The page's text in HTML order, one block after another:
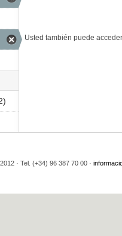
Usted también puede
· Tel. (+34) 96 387 70 00 ·